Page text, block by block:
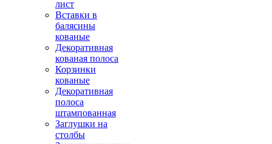
лист
Вставки в
балясины
кованые
Декоративная
кованая полоса
Корзинки
кованые
Декоративная
полоса
штампованная
Заглушки на
столбы